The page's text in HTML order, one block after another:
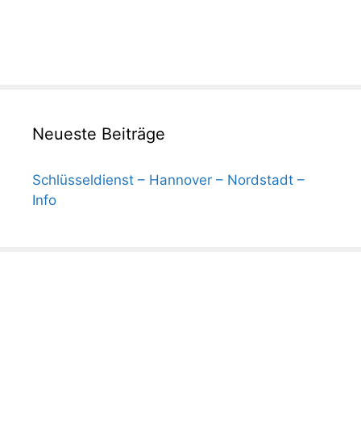
Neueste Beiträge
Schlüsseldienst – Hannover – Nordstadt –
Info